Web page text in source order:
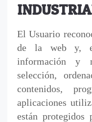
El Usuario
de la web y,
información y
selección,
contenidos,
aplicaciones
están protegidos